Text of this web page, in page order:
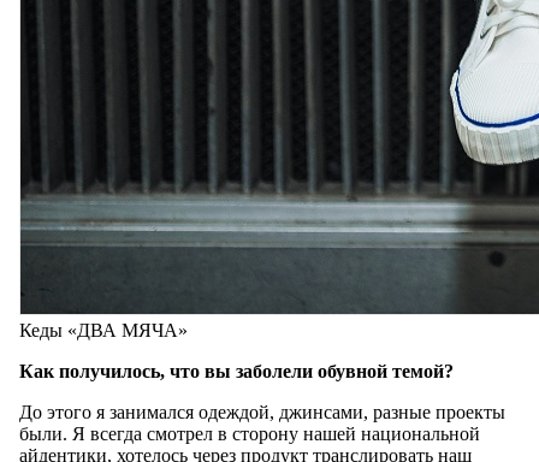
Кеды «ДВА МЯЧА»
Как получилось, что вы заболели обувной темой?
До этого я занимался одеждой, джинсами, разные проекты
были. Я всегда смотрел в сторону нашей национальной
айдентики, хотелось через продукт транслировать наш